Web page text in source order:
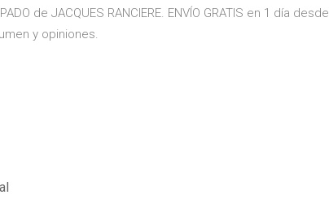
de JACQUES RANCIERE. ENVÍO GRATIS en 1 día desde
y opiniones.